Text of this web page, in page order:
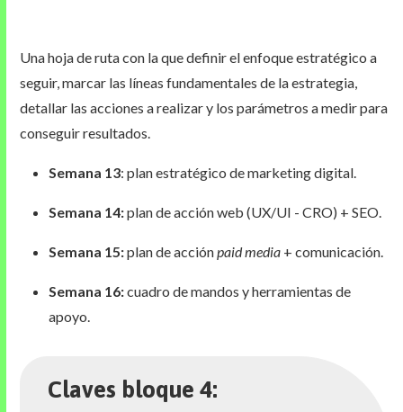
Una hoja de ruta con la que definir el enfoque estratégico a
seguir, marcar las líneas fundamentales de la estrategia,
detallar las acciones a realizar y los parámetros a medir para
conseguir resultados.
Semana 13: plan estratégico de marketing digital.
Semana 14:plan de acción web (UX/UI - CRO) + SEO.
Semana 15:plan de acciónpaid media + comunicación.
Semana 16:cuadro de mandos y herramientas de
apoyo.
Claves bloque 4: